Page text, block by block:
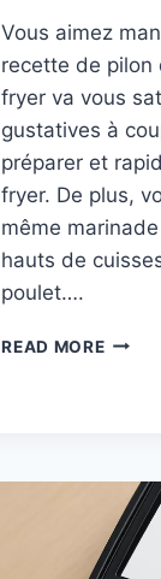
Vous aimez
recette de pilon
fryer va vous
gustatives à
préparer et
fryer. De plus,
même
hauts de
poulet….
READ MORE
AIR
FRYER